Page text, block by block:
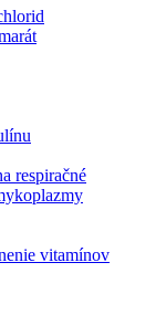
respiračné
vitamínov